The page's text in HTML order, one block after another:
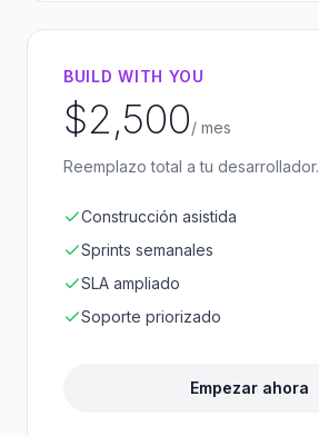
BUILD WITH YOU
$2,500/ mes
Reemplazo total a tu desarrollador.
Construcción asistida
Sprints semanales
SLA ampliado
Soporte priorizado
Empezar ahora